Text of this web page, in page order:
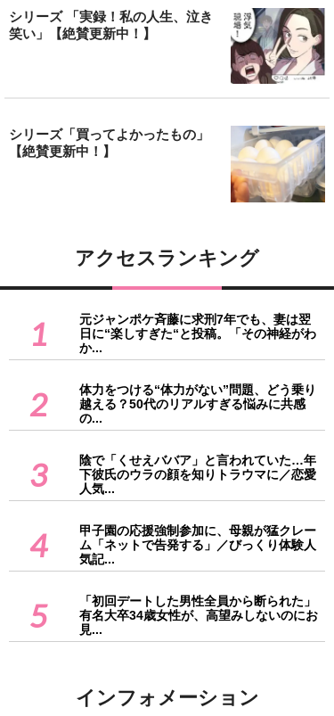
シリーズ 「実録！私の人生、泣き
笑い」【絶賛更新中！】
シリーズ「買ってよかったもの」
【絶賛更新中！】
アクセスランキング
1
元ジャンポケ斉藤に求刑7年でも、妻は翌
日に“楽しすぎた“と投稿。「その神経がわ
か...
2
体力をつける“体力がない”問題、どう乗り
越える？50代のリアルすぎる悩みに共感
の...
3
陰で「くせえババア」と言われていた…年
下彼氏のウラの顔を知りトラウマに／恋愛
人気...
4
甲子園の応援強制参加に、母親が猛クレー
ム「ネットで告発する」／びっくり体験人
気記...
5
「初回デートした男性全員から断られた」
有名大卒34歳女性が、高望みしないのにお
見...
インフォメーション